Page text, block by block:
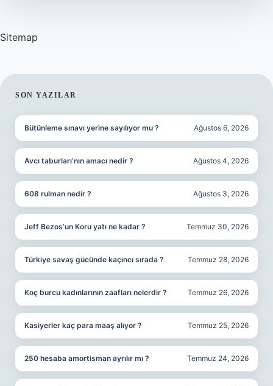
Sitemap
SIDEBAR
SON YAZILAR
Bütünleme sınavı yerine sayılıyor mu ? Ağustos 6, 2026
Avcı taburları’nın amacı nedir ? Ağustos 4, 2026
608 rulman nedir ? Ağustos 3, 2026
Jeff Bezos’un Koru yatı ne kadar ? Temmuz 30, 2026
Türkiye savaş gücünde kaçıncı sırada ? Temmuz 28, 2026
Koç burcu kadınlarının zaafları nelerdir ? Temmuz 26, 2026
Kasiyerler kaç para maaş alıyor ? Temmuz 25, 2026
250 hesaba amortisman ayrılır mı ? Temmuz 24, 2026